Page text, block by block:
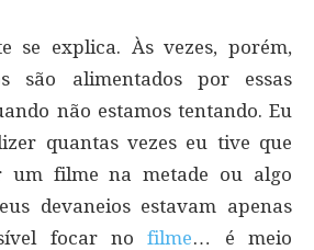
se explica. Às vezes, porém,
são alimentados por essas
não estamos tentando. Eu
quantas vezes eu tive que
um filme na metade ou algo
devaneios estavam apenas
focar nofilme… é meio